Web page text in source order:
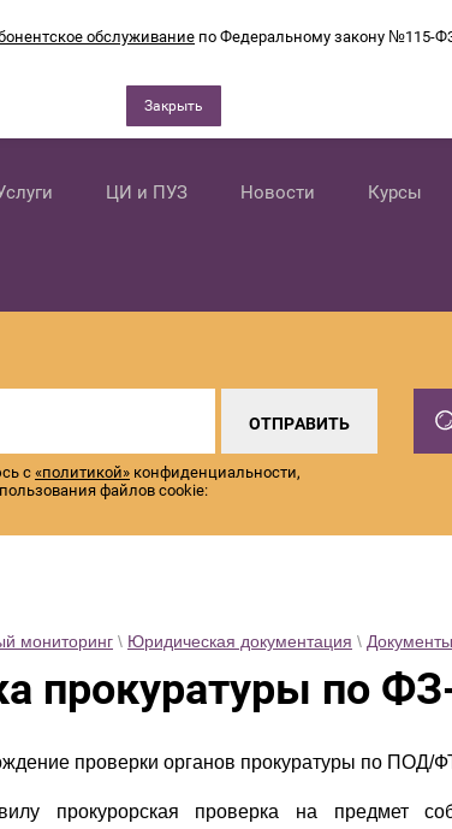
ЦИ и ПУЗ Новости Курсы
ОТПРАВИТЬ
с «политикой» конфиденциальности,
файлов cookie:
мониторинг \ Юридическая документация \
прокуратуры по
проверки органов прокуратуры по ПОД/
прокурорская проверка на предмет
обслуживание по Федеральному закону №115-
Закрыть